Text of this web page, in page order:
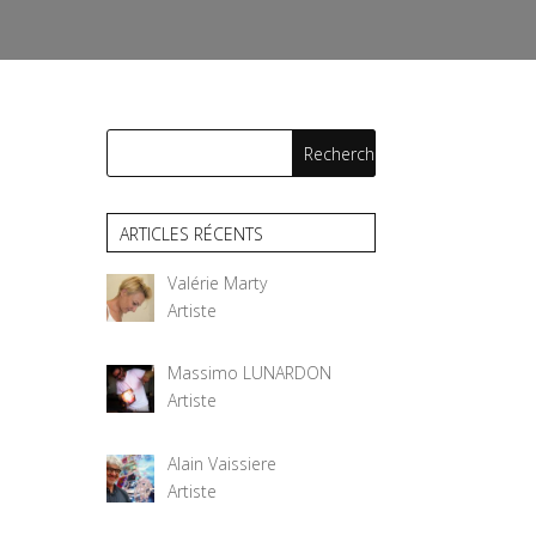
ARTICLES RÉCENTS
Valérie Marty
Artiste
Massimo LUNARDON
Artiste
Alain Vaissiere
Artiste